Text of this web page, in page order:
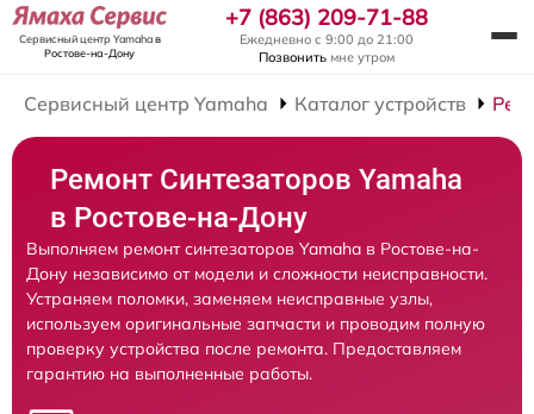
Сервисный центр Yamahaв
Ростове-на-Дону
+7 (863) 209-71-88
Ежедневно с 9:00 до 21:00
Позвонить мне утром
Сервисный центр Yamaha Каталог устройств
Ремонт Синтезаторов Yamaha
в Ростове-на-Дону
Выполняем ремонт синтезаторов Yamaha в Ростове-на-
Дону независимо от модели и сложности неисправности.
Устраняем поломки, заменяем неисправные узлы,
используем оригинальные запчасти и проводим полную
проверку устройства после ремонта. Предоставляем
гарантию на выполненные работы.